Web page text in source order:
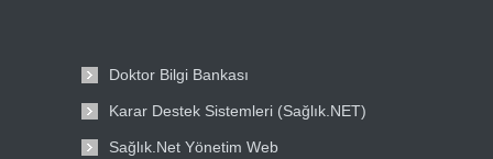
Doktor Bilgi Bankası
Karar Destek Sistemleri (Sağlık.NET)
Sağlık.Net Yönetim Web